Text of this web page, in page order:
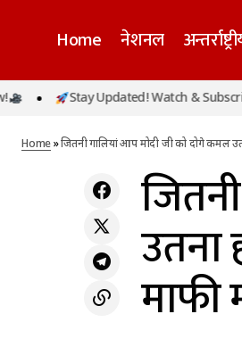
Home नेशनल
चर्चित IRS अधिकारी समीर वानखेड़े के प्रमोशन पर
Stay Updated! Watch & Subscribe to
Home»जितनी गालियां आप मोदी जी को दोगे कमल
उतना
माफी